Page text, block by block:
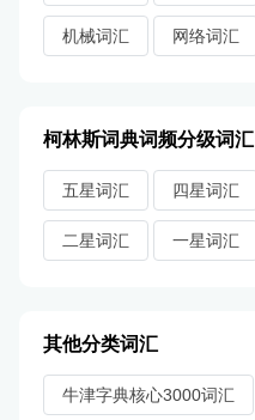
机械词汇 网络词汇
柯林斯词典词频分级词汇
五星词汇 四星词汇
二星词汇 一星词汇
其他分类词汇
牛津字典核心3000词汇